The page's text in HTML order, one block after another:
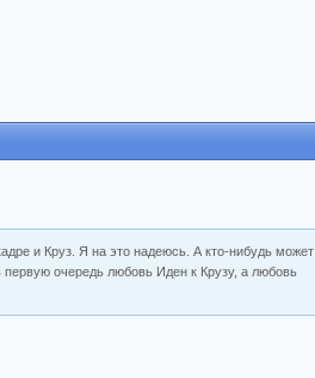
и Круз. Я на это надеюсь. А кто-нибудь может
очередь любовь Иден к Крузу, а любовь